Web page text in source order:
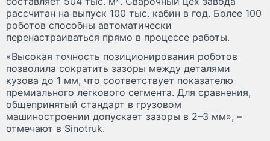
рассчитан на выпуск 100 тыс. кабин в год. Более 100
роботов способны автоматически
перенастраиваться прямо в процессе работы.
«Высокая точность позиционирования роботов
позволила сократить зазоры между деталями
кузова до 1 мм, что соответствует показателю
премиального легкового сегмента. Для сравнения,
общепринятый стандарт в грузовом
машиностроении допускает зазоры в 2–3 мм», –
отмечают в Sinotruk.